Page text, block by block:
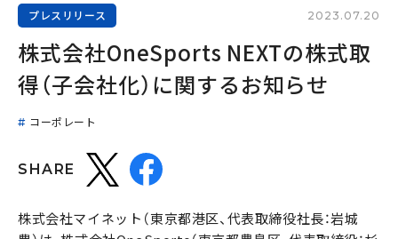
プレスリリース 2023.07.20
株式会社OneSports NEXTの株式取
得（子会社化）に関するお知らせ
コーポレート
SHARE
株式会社マイネット（東京都港区、代表取締役社長：岩城